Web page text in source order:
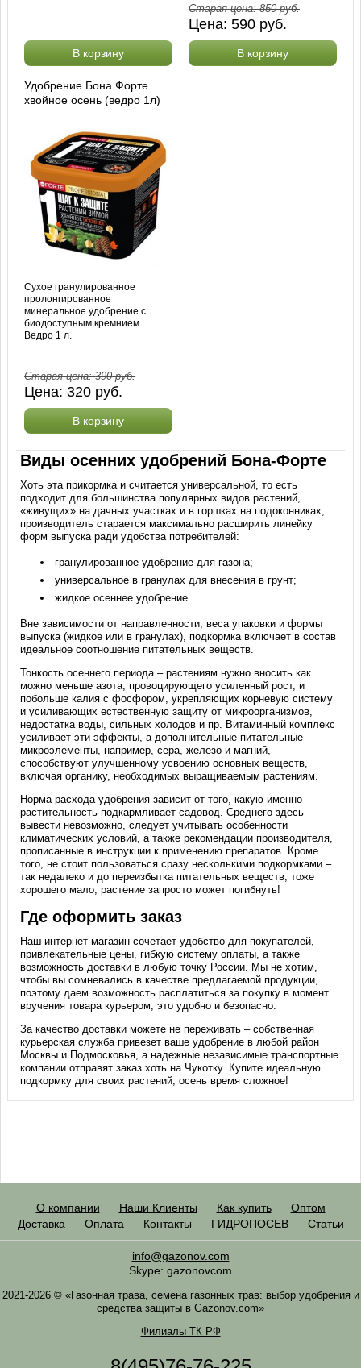
В корзину
Старая цена:850руб.
Цена: 590 руб.
В корзину
Удобрение Бона Форте
хвойное осень (ведро 1л)
Сухое гранулированное
пролонгированное
минеральное удобрение с
биодоступным кремнием.
Ведро 1 л.
Старая цена:390руб.
Цена:320 руб.
В корзину
Виды осенних удобрений Бона-Форте
Хоть эта прикормка и считается универсальной, то есть
подходит для большинства популярных видов растений,
«живущих» на дачных участках и в горшках на подоконниках,
производитель старается максимально расширить линейку
форм выпуска ради удобства потребителей:
гранулированное удобрение для газона;
универсальное в гранулах для внесения в грунт;
жидкое осеннее удобрение.
Вне зависимости от направленности, веса упаковки и формы
выпуска (жидкое или в гранулах), подкормка включает в состав
идеальное соотношение питательных веществ.
Тонкость осеннего периода – растениям нужно вносить как
можно меньше азота, провоцирующего усиленный рост, и
побольше калия с фосфором, укрепляющих корневую систему
и усиливающих естественную защиту от микроорганизмов,
недостатка воды, сильных холодов и пр. Витаминный комплекс
усиливает эти эффекты, а дополнительные питательные
микроэлементы, например, сера, железо и магний,
способствуют улучшенному усвоению основных веществ,
включая органику, необходимых выращиваемым растениям.
Норма расхода удобрения зависит от того, какую именно
растительность подкармливает садовод. Среднего здесь
вывести невозможно, следует учитывать особенности
климатических условий, а также рекомендации производителя,
прописанные в инструкции к применению препаратов. Кроме
того, не стоит пользоваться сразу несколькими подкормками –
так недалеко и до переизбытка питательных веществ, тоже
хорошего мало, растение запросто может погибнуть!
Где оформить заказ
Наш интернет-магазин сочетает удобство для покупателей,
привлекательные цены, гибкую систему оплаты, а также
возможность доставки в любую точку России. Мы не хотим,
чтобы вы сомневались в качестве предлагаемой продукции,
поэтому даем возможность расплатиться за покупку в момент
вручения товара курьером, это удобно и безопасно.
За качество доставки можете не переживать – собственная
курьерская служба привезет ваше удобрение в любой район
Москвы и Подмосковья, а надежные независимые транспортные
компании отправят заказ хоть на Чукотку. Купите идеальную
подкормку для своих растений, осень время сложное!
О компании Наши Клиенты Как купить
Оптом
Доставка
Оплата Контакты ГИДРОПОСЕВ Статьи
info@gazonov.com
Skype: gazonovcom
2021-2026 © «Газонная трава, семена газонных трав: выбор удобрения и
средства защиты в Gazonov.com»
Филиалы ТК РФ